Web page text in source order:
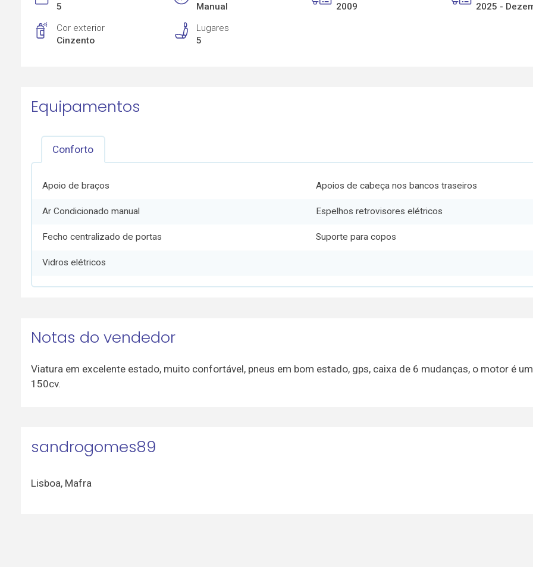
5
Manual
2009
2025 -
Cor exterior
Cinzento
Lugares
5
Equipamentos
Conforto
Apoio de braços Apoios de cabeça nos bancos traseiros
Ar Condicionado manual Espelhos retrovisores elétricos
Fecho centralizado de portas Suporte para copos
Vidros elétricos
Notas do vendedor
Viatura em excelente estado, muito confortável, pneus em bom estado, gps, caixa de 6 mudanças, o motor é
150cv.
sandrogomes89
Lisboa, Mafra